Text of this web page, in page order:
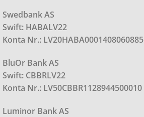
Swedbank AS
Swift: HABALV22
Konta Nr.: LV20HABA0001408060885
BluOr Bank AS
Swift: CBBRLV22
Konta Nr.: LV50CBBR1128944500010
Luminor Bank AS